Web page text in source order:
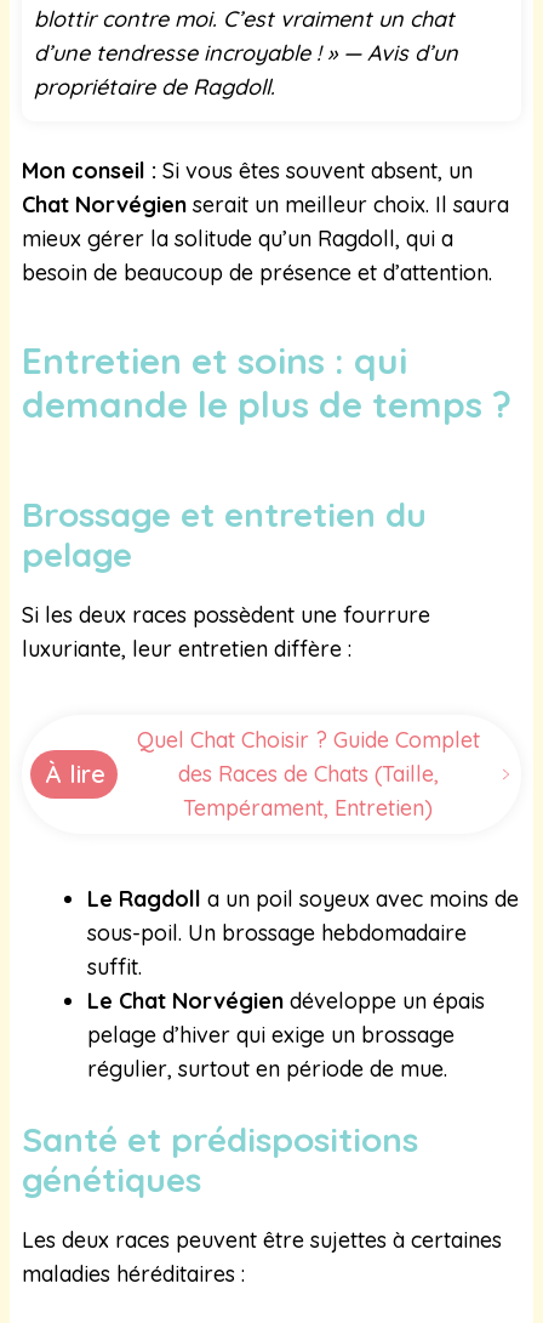
blottir contre moi. C’est vraiment un chat
d’une tendresse incroyable ! » — Avis d’un
propriétaire de Ragdoll.
Mon conseil : Si vous êtes souvent absent, un
Chat Norvégien serait un meilleur choix. Il saura
mieux gérer la solitude qu’un Ragdoll, qui a
besoin de beaucoup de présence et d’attention.
Entretien et soins : qui
demande le plus de temps ?
Brossage et entretien du
pelage
Si les deux races possèdent une fourrure
luxuriante, leur entretien diffère :
À lire
Quel Chat Choisir ? Guide Complet
des Races de Chats (Taille,
Tempérament, Entretien)
Le Ragdoll a un poil soyeux avec moins de
sous-poil. Un brossage hebdomadaire
suffit.
Le Chat Norvégien développe un épais
pelage d’hiver qui exige un brossage
régulier, surtout en période de mue.
Santé et prédispositions
génétiques
Les deux races peuvent être sujettes à certaines
maladies héréditaires :